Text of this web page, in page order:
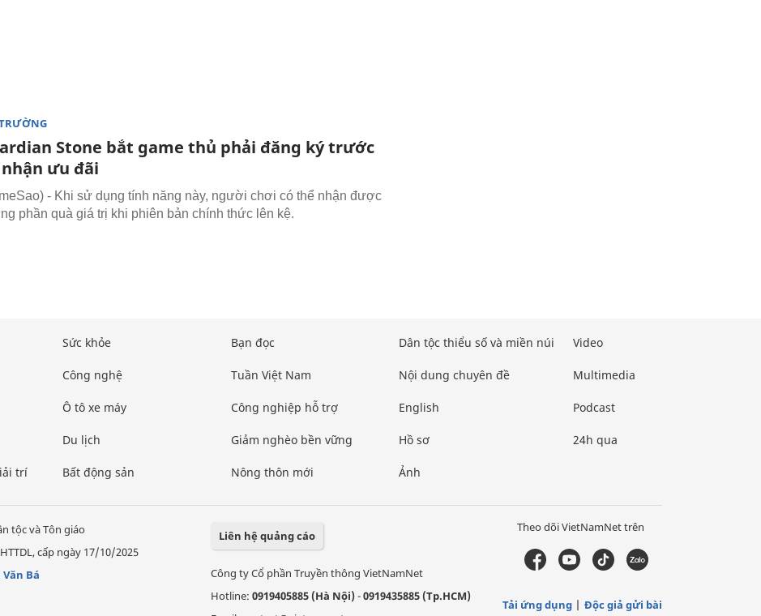
Stone bắt game thủ phải đăng ký trước
ưu đãi
- Khi sử dụng tính năng này, người chơi có thể nhận được
phần quà giá trị khi phiên bản chính thức lên kệ.
trí
Sức khỏe
Công nghệ
Ô tô xe máy
Du lịch
Bất động sản
Bạn đọc
Tuần Việt Nam
Công nghiệp hỗ trợ
Giảm nghèo bền vững
Nông thôn mới
Dân tộc thiểu số và miền núi
Nội dung chuyên đề
English
Hồ sơ
Ảnh
Video
Multimedia
Podcast
24h qua
tộc và Tôn giáo
cấp ngày 17/10/2025
Bá
Liên hệ quảng cáo
Công ty Cổ phần Truyền thông VietNamNet
Hotline: 0919405885 (Hà Nội)-0919435885 (Tp.HCM)
Theo dõi VietNamNet trên
Tải ứng dụng Độc giả gửi bài